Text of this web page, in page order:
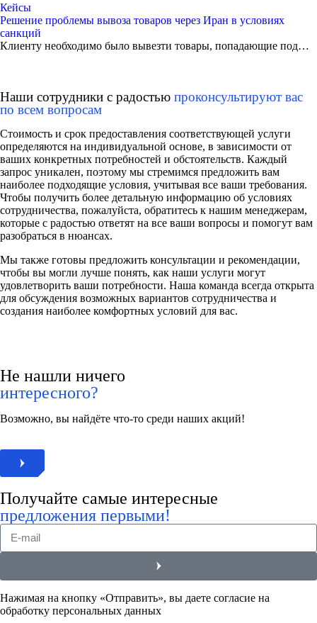
Кейсы
Решение проблемы вывоза товаров через Иран в условиях
санкций
Клиенту необходимо было вывезти товары, попадающие под…
Наши сотрудники с радостью проконсультируют вас
по всем вопросам
Стоимость и срок предоставления соответствующей услуги
определяются на индивидуальной основе, в зависимости от
ваших конкретных потребностей и обстоятельств. Каждый
запрос уникален, поэтому мы стремимся предложить вам
наиболее подходящие условия, учитывая все ваши требования.
Чтобы получить более детальную информацию об условиях
сотрудничества, пожалуйста, обратитесь к нашим менеджерам,
которые с радостью ответят на все ваши вопросы и помогут вам
разобраться в нюансах.
Мы также готовы предложить консультации и рекомендации,
чтобы вы могли лучше понять, как наши услуги могут
удовлетворить ваши потребности. Наша команда всегда открыта
для обсуждения возможных вариантов сотрудничества и
создания наиболее комфортных условий для вас.
Не нашли ничего
интересного?
Возможно, вы найдёте что-то среди наших акций!
Получайте самые интересные
предложения первыми!
Нажимая на кнопку «Отправить», вы даете согласие на
обработку персональных данных